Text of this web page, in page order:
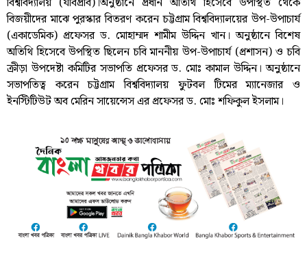
বিজয়ীদের মাঝে পুরস্কার বিতরণ করেন চট্টগ্রাম বিশ্ববিদ্যালয়ের উপ-উপাচার্য
(একাডেমিক) প্রফেসর ড. মোহাম্মদ শামীম উদ্দিন খান। অনুষ্ঠানে বিশেষ
অতিথি হিসেবে উপস্থিত ছিলেন চবি মাননীয় উপ-উপাচার্য (প্রশাসন) ও চবি
ক্রীড়া উপদেষ্টা কমিটির সভাপতি প্রফেসর ড. মোঃ কামাল উদ্দিন। অনুষ্ঠানে
সভাপতিত্ব করেন চট্টগ্রাম বিশ্ববিদ্যালয় ফুটবল টিমের ম্যানেজার ও
ইনস্টিটিউট অব মেরিন সায়েন্সেস এর প্রফেসর ড. মোঃ শফিকুল ইসলাম।